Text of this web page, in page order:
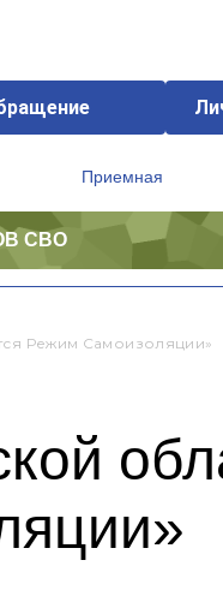
Приемная
СВО
Режим Самоизоляции»